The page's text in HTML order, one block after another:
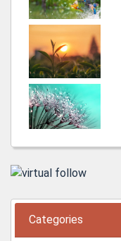
Categories